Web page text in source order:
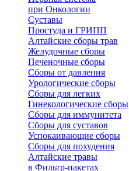
при Онкологии
Суставы
Простуда и ГРИПП
Алтайские сборы трав
Желудочные сборы
Печеночные сборы
Сборы от давления
Урологические сборы
Сборы для легких
Гинекологические сборы
Сборы для иммунитета
Сборы для суставов
Успокаивающие сборы
Сборы для похудения
Алтайские травы
в Фильтр-пакетах